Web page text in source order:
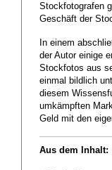
Stockfotografen
Geschäft der
In einem
der Autor einige
Stockfotos aus
einmal bildlich
diesem
umkämpften
Geld mit den
Aus dem Inhalt: